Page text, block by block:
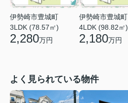
伊勢崎市豊城町
3LDK (78.57㎡)
2,280万円
伊勢崎市豊城町
4LDK (98.82㎡)
2,180万円
よく見られている物件